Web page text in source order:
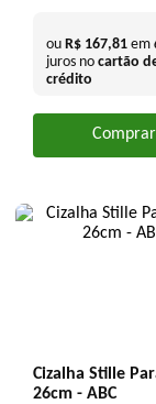
ou R$ 167,81 em
juros no cartão
crédito
Comprar
Cizalha Stille
26cm - ABC